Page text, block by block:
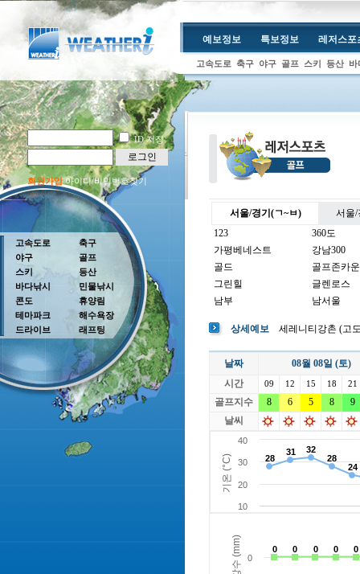
ID 저장
로그인
회원가입아이디/비밀번호찾기
예보정보 특보정보 레저스포
고속도로 축구 야구 골프 스키 등산 바
고속도로
야구
스키
바다낚시
콘도
테마파크
드라이브
축구
골프
등산
민물낚시
휴양림
해수욕장
래프팅
서울/경기(ㄱ~ㅂ)
서울/
123
360도
가평베네스트
강남300
골드
골프존카
그린힐
글렌로스
남부
남서울
뉴코리아
더반
더크로스비
더헤븐
라싸
락가든
로제비앙
루트52
마에스트로
마이다스
베뉴지
베르힐영종
블랙스톤GC이천
빅토리아
상세예보 세레니티강촌 (고도
날짜
08월 08일 (토)
시간
09 12 15 18 21
골프지수 8 6 5 8
9
날씨